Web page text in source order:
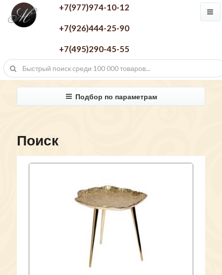
+7(977)974-10-12
+7(926)444-25-90
+7(495)290-45-55
Подбор по параметрам
Поиск